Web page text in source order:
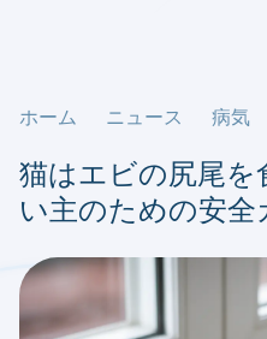
ホーム ニュース 病気
猫はエビの尻尾を
い主のための安全